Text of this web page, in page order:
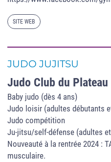
SITE WEB
JUDO JUJITSU
Judo Club du Plateau
Baby judo (dès 4 ans)
Judo loisir (adultes débutants
Judo compétition
Ju-jitsu/self-défense (adultes
Nouveauté à la rentrée 2024 :
musculaire.